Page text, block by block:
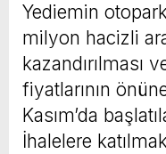
Yediemin
milyon hacizli
kazandırılması
fiyatlarının
Kasım’da
İhalelere